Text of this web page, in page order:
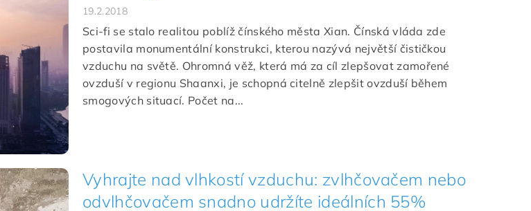
19.2.2018
Sci-fi se stalo realitou poblíž čínského města Xian. Čínská vláda zde
postavila monumentální konstrukci, kterou nazývá největší čističkou
vzduchu na světě. Ohromná věž, která má za cíl zlepšovat zamořené
ovzduší v regionu Shaanxi, je schopná citelně zlepšit ovzduší během
smogových situací. Počet na...
Vyhrajte nad vlhkostí vzduchu: zvlhčovačem nebo
odvlhčovačem snadno udržíte ideálních 55%